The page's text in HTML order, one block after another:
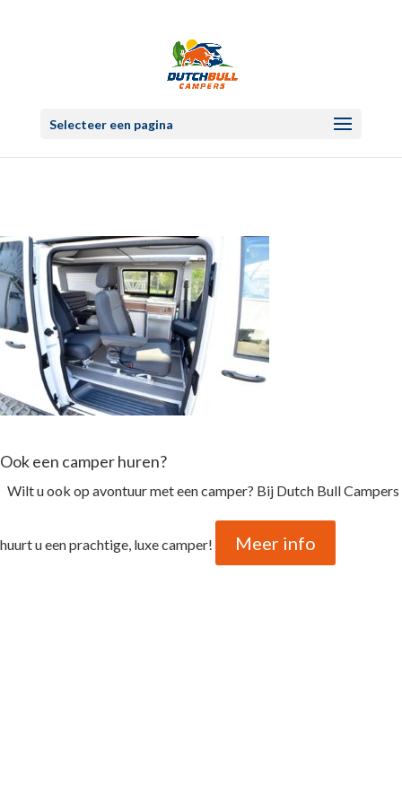
Selecteer een pagina
Ook een camper huren?
Wilt u ook op avontuur met een camper? Bij Dutch Bull Campers
huurt u een prachtige, luxe camper! Meer info